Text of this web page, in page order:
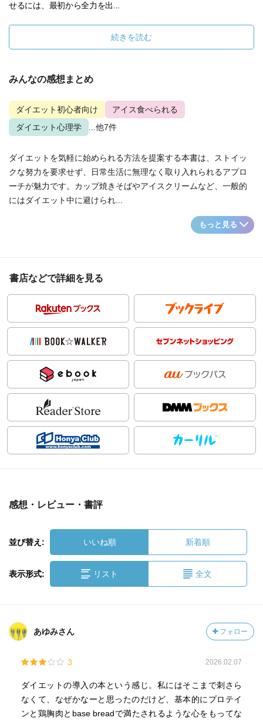
せるには、最初から全力を出...
続きを読む
みんなの感想まとめ
ダイエット初心者向け
アイス食べられる
ダイエット心理学
...他7件
ダイエットを気軽に始められる方法を提案する本書は、ストイッ
クな努力を要求せず、日常生活に無理なく取り入れられるアプロ
ーチが魅力です。カップ焼きそばやアイスクリームなど、一般的
にはダイエット中に避けられ...
もっと見る
書店などで詳細を見る
感想・レビュー・書評
並び替え: いいね順 新着順
表示形式: リスト 全文
あゆみさん フォロー
3 2026.02.07
ダイエットの導入の本という感じ。私にはそこまで刺さら
なくて、なぜかなーと思ったのだけど、基本的にプロテイ
ンと鶏胸肉とbase breadで満たされるような心をもってな